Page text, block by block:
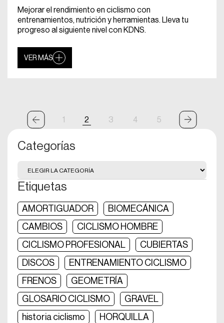
Mejorar el rendimiento en ciclismo con
entrenamientos, nutrición y herramientas. Lleva tu
progreso al siguiente nivel con KDNS.
VER MÁS
1 2 3 4 5
Categorías
Etiquetas
AMORTIGUADOR
BIOMECÁNICA
CAMBIOS
CICLISMO HOMBRE
CICLISMO PROFESIONAL
CUBIERTAS
DISCOS
ENTRENAMIENTO CICLISMO
FRENOS
GEOMETRÍA
GLOSARIO CICLISMO
GRAVEL
historia ciclismo
HORQUILLA